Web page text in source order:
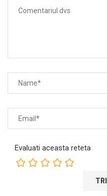
Evaluati aceasta reteta